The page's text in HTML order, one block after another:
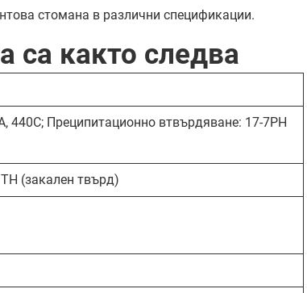
стомана в различни спецификации.
са както следва
440C; Преципитационно втвърдяване: 17-7PH
(закален твърд)